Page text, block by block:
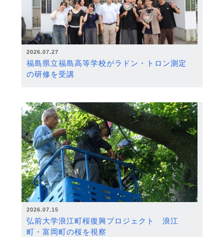
2026.07.27
福島県立福島高等学校がラドン・トロン測定
の研修を受講
2026.07.15
弘前大学浪江町桜復興プロジェクト 浪江
町・富岡町の桜を視察